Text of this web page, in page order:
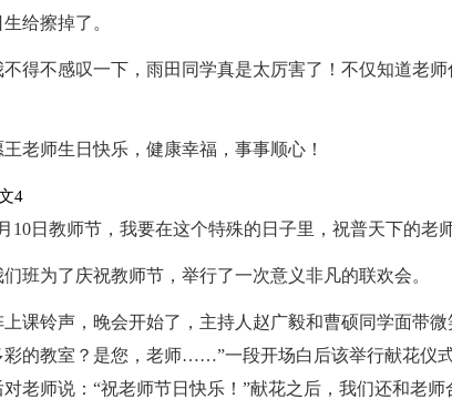
给擦掉了。
不得不感叹一下，雨田同学真是太厉害了！不仅知道老
老师生日快乐，健康幸福，事事顺心！
4
10日教师节，我要在这个特殊的日子里，祝普天下的老
班为了庆祝教师节，举行了一次意义非凡的联欢会。
上课铃声，晚会开始了，主持人赵广毅和曹硕同学面带
彩的教室？是您，老师……”一段开场白后该举行献花仪
老师说：“祝老师节日快乐！”献花之后，我们还和老